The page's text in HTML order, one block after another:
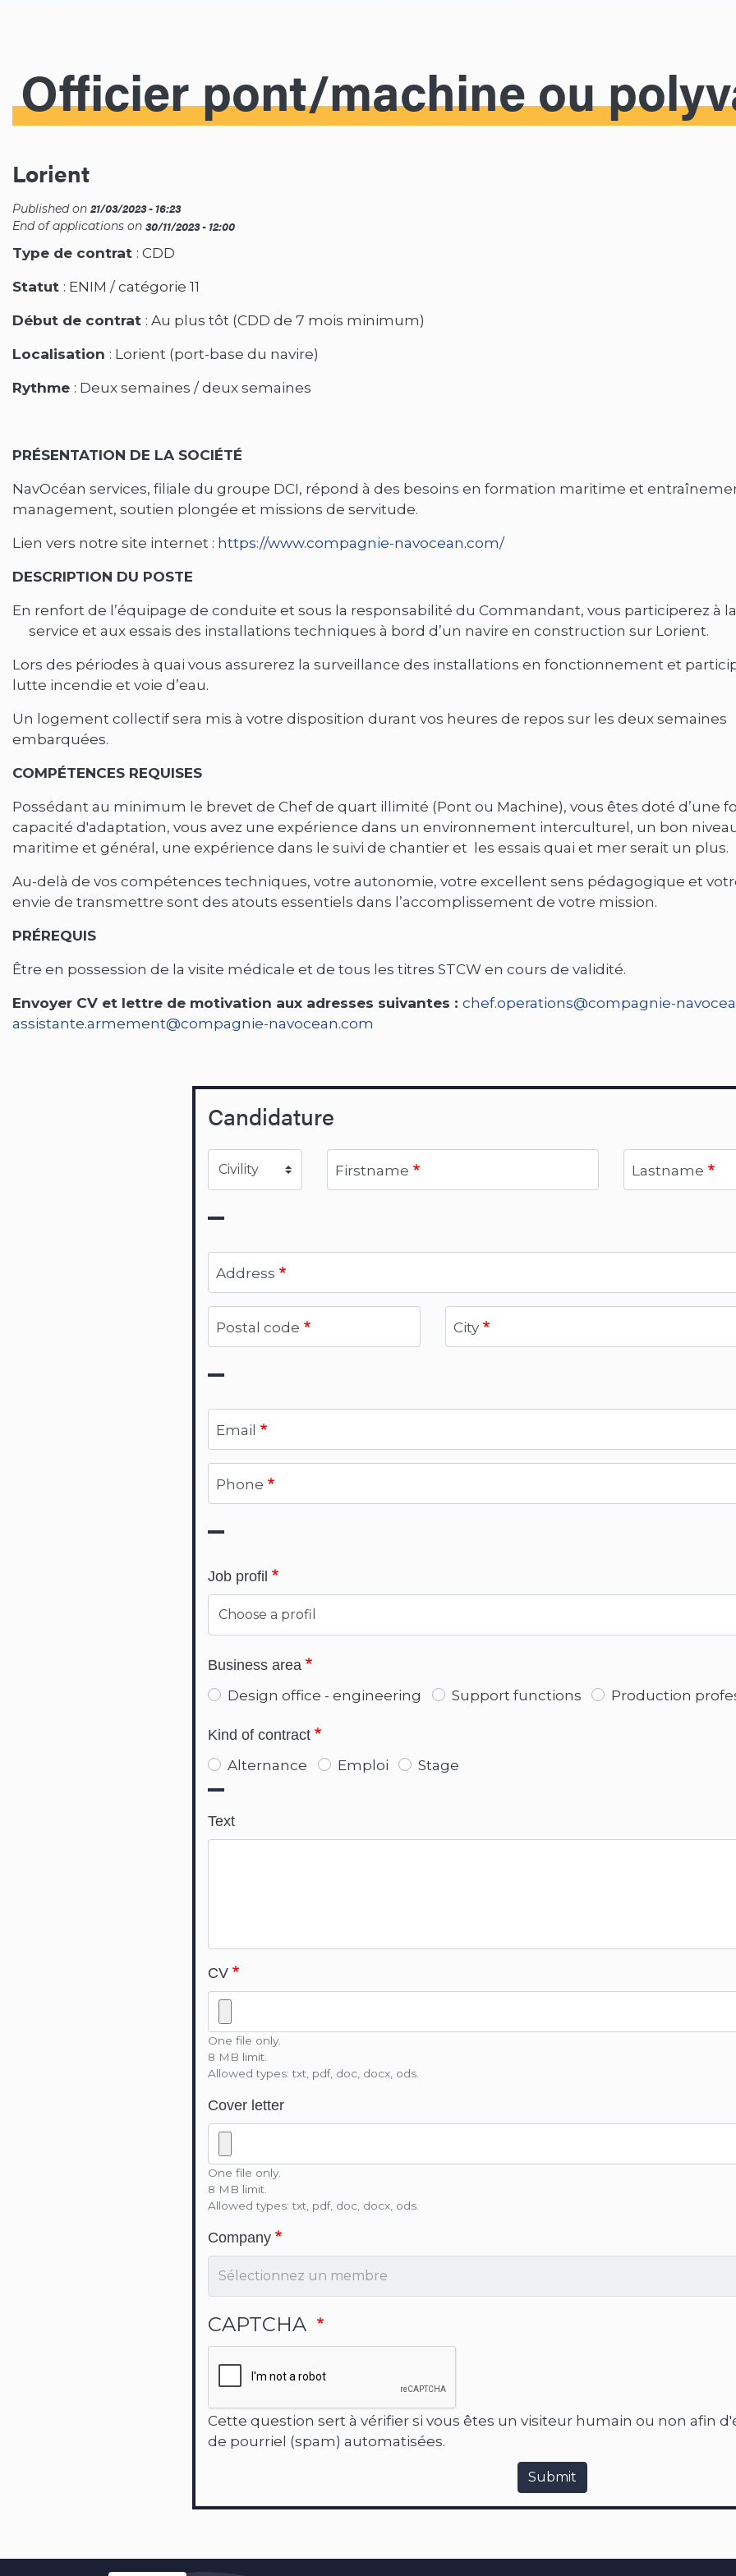
Officier pont/machine ou
Lorient
Published on 21/03/2023 - 16:23
End of applications on 30/11/2023 - 12:00
Type de contrat : CDD
Statut : ENIM / catégorie 11
Début de contrat : Au plus tôt (CDD de 7 mois minimum)
Localisation : Lorient (port-base du navire)
Rythme : Deux semaines / deux semaines
PRÉSENTATION DE LA SOCIÉTÉ
NavOcéan services, filiale du groupe DCI, répond à des besoins en formation maritime et
management, soutien plongée et missions de servitude.
Lien vers notre site internet : https://www.compagnie-navocean.com/
DESCRIPTION DU POSTE
En renfort de l’équipage de conduite et sous la responsabilité du Commandant, vous participerez à
service et aux essais des installations techniques à bord d’un navire en construction sur Lorient.
Lors des périodes à quai vous assurerez la surveillance des installations en fonctionnement et
lutte incendie et voie d’eau.
Un logement collectif sera mis à votre disposition durant vos heures de repos sur les deux semaines
embarquées.
COMPÉTENCES REQUISES
Possédant au minimum le brevet de Chef de quart illimité (Pont ou Machine), vous êtes doté d’une
capacité d'adaptation, vous avez une expérience dans un environnement interculturel, un bon
maritime et général, une expérience dans le suivi de chantier et les essais quai et mer serait un plus.
Au-delà de vos compétences techniques, votre autonomie, votre excellent sens pédagogique et
envie de transmettre sont des atouts essentiels dans l’accomplissement de votre mission.
PRÉREQUIS
Être en possession de la visite médicale et de tous les titres STCW en cours de validité.
Envoyer CV et lettre de motivation aux adresses suivantes : chef.operations@compagnie-
assistante.armement@compagnie-navocean.com
Candidature
Civility
Firstname Lastname
Address
Postal code City
Email
Phone
Job profil
Business area
Design office - engineering Support functions Production
Kind of contract
Alternance Emploi Stage
Text
CV
One file only.
8 MB limit.
Allowed types: txt, pdf, doc, docx, ods.
Cover letter
One file only.
8 MB limit.
Allowed types: txt, pdf, doc, docx, ods.
Company
CAPTCHA
Cette question sert à vérifier si vous êtes un visiteur humain ou non afin
de pourriel (spam) automatisées.
Submit